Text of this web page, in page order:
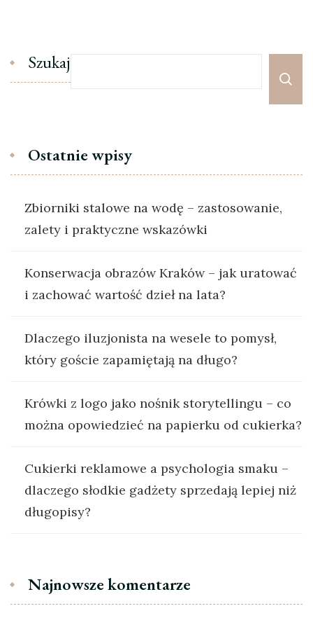
Szukaj
Ostatnie wpisy
Zbiorniki stalowe na wodę – zastosowanie,
zalety i praktyczne wskazówki
Konserwacja obrazów Kraków – jak uratować
i zachować wartość dzieł na lata?
Dlaczego iluzjonista na wesele to pomysł,
który goście zapamiętają na długo?
Krówki z logo jako nośnik storytellingu – co
można opowiedzieć na papierku od cukierka?
Cukierki reklamowe a psychologia smaku –
dlaczego słodkie gadżety sprzedają lepiej niż
długopisy?
Najnowsze komentarze